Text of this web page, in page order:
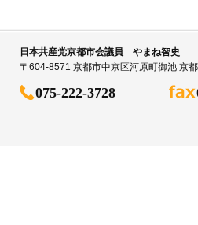
日本共産党京都市会議員 やまね智史
〒604-8571 京都市中京区河原町御池 京
075-222-3728